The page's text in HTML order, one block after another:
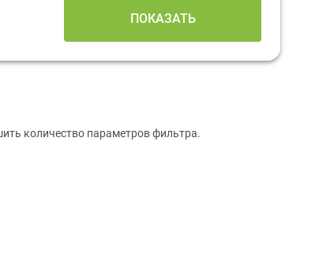
ПОКАЗАТЬ
количество параметров фильтра.